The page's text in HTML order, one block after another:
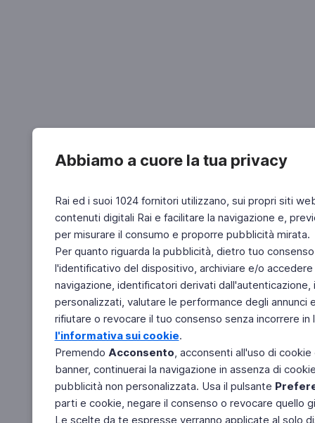
Abbiamo a cuore la tua privacy
Rai ed i suoi 1024 fornitori utilizzano, sui propri siti
contenuti digitali Rai e facilitare la navigazione e,
per misurare il consumo e proporre pubblicità mirata.
Per quanto riguarda la pubblicità, dietro tuo
l'identificativo del dispositivo, archiviare e/o
navigazione, identificatori derivati
personalizzati, valutare le performance degli
rifiutare o revocare il tuo consenso senza incorrere
l'informativa sui cookie.
Premendo Acconsento, acconsenti all'uso di
banner, continuerai la navigazione in assenza di
pubblicità non personalizzata. Usa il pulsante
parti e cookie, negare il consenso o revocare quello
Le scelte da te espresse verranno applicate al solo